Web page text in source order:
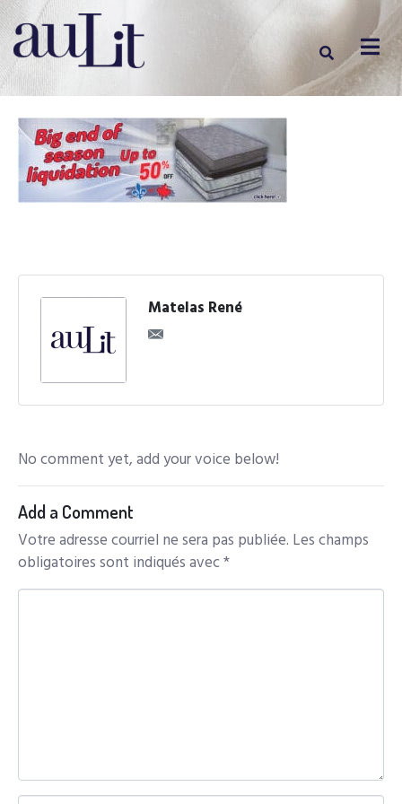
Matelas René
No comment yet, add your voice below!
Add a Comment
Votre adresse courriel ne sera pas publiée. Les champs
obligatoires sont indiqués avec*
C